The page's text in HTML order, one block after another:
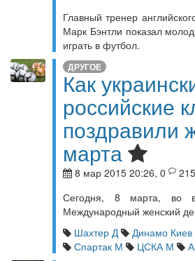
Главный тренер
Марк Бэнтли показал
играть в футбол.
ДРУГОЕ
Как
российские
поздравили
марта
8 мар 2015 20:26, 0
Сегодня, 8 марта, во
Международный женский
Шахтер Д
Динамо Киев
Спартак М
ЦСКА М